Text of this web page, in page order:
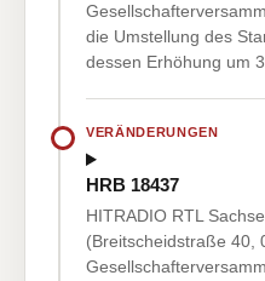
die Umstellung des
dessen Erhöhung um
VERÄNDERUNGEN
HRB 18437
HITRADIO RTL
(Breitscheidstraße 40,